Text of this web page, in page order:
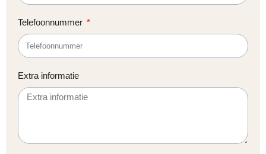
Telefoonnummer
Extra informatie